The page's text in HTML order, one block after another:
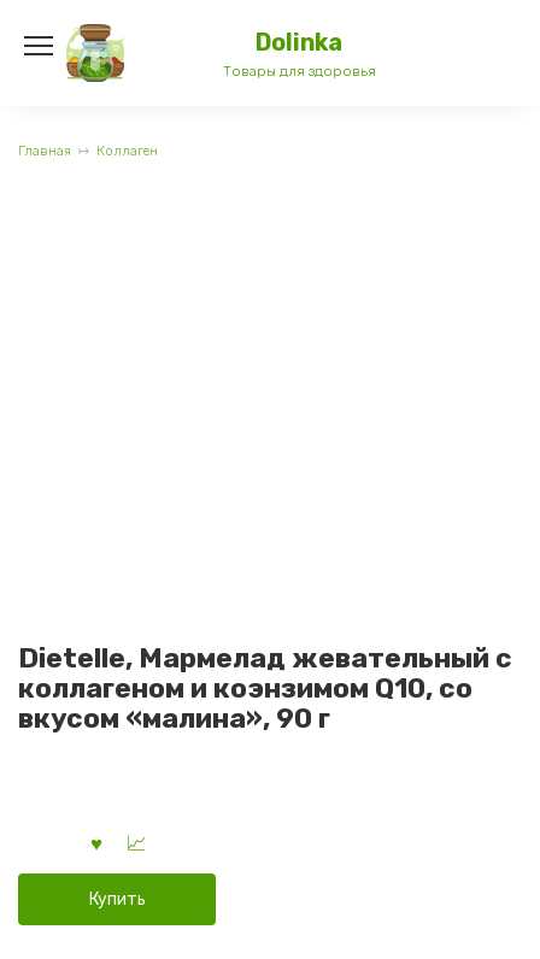
содержанию
Dolinka
Товары для здоровья
Главная Коллаген
Dietelle, Мармелад жевательный с
коллагеном и коэнзимом Q10, со
вкусом «малина», 90 г
Купить